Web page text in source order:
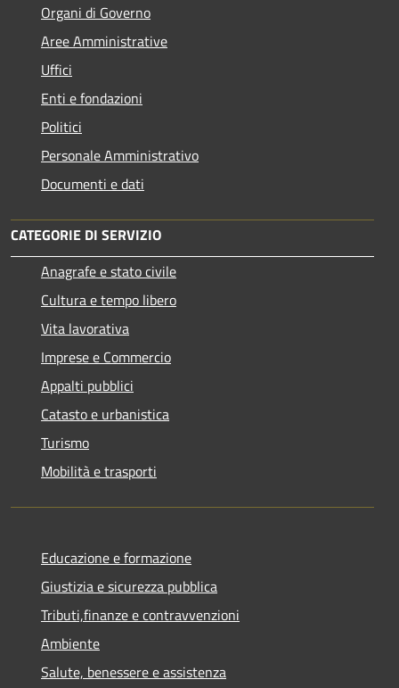
Organi di Governo
Aree Amministrative
Uffici
Enti e fondazioni
Politici
Personale Amministrativo
Documenti e dati
CATEGORIE DI SERVIZIO
Anagrafe e stato civile
Cultura e tempo libero
Vita lavorativa
Imprese e Commercio
Appalti pubblici
Catasto e urbanistica
Turismo
Mobilità e trasporti
Educazione e formazione
Giustizia e sicurezza pubblica
Tributi,finanze e contravvenzioni
Ambiente
Salute, benessere e assistenza